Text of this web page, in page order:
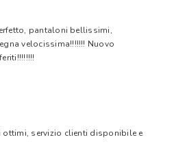
pantaloni bellissimi,
velocissima!!!!!!! Nuovo
ottimi, servizio clienti disponibile e